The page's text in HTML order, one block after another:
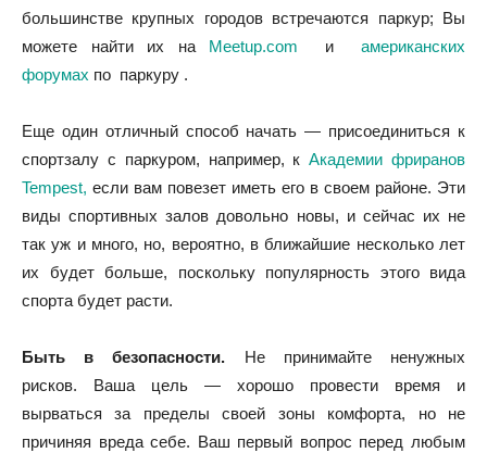
большинстве крупных городов встречаются паркур; Вы
можете найти их на Meetup.com и американских
форумах по паркуру .
Еще один отличный способ начать — присоединиться к
спортзалу с паркуром, например, кАкадемии фриранов
Tempest, если вам повезет иметь его в своем районе. Эти
виды спортивных залов довольно новы, и сейчас их не
так уж и много, но, вероятно, в ближайшие несколько лет
их будет больше, поскольку популярность этого вида
спорта будет расти.
Быть в безопасности. Не принимайте ненужных
рисков. Ваша цель — хорошо провести время и
вырваться за пределы своей зоны комфорта, но не
причиняя вреда себе. Ваш первый вопрос перед любым